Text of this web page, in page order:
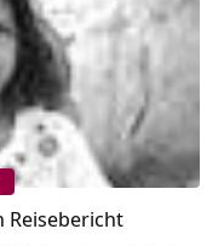
Reisebericht